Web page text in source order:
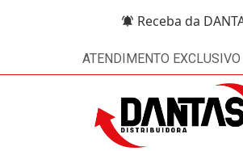
Receba da
ATENDIMENTO